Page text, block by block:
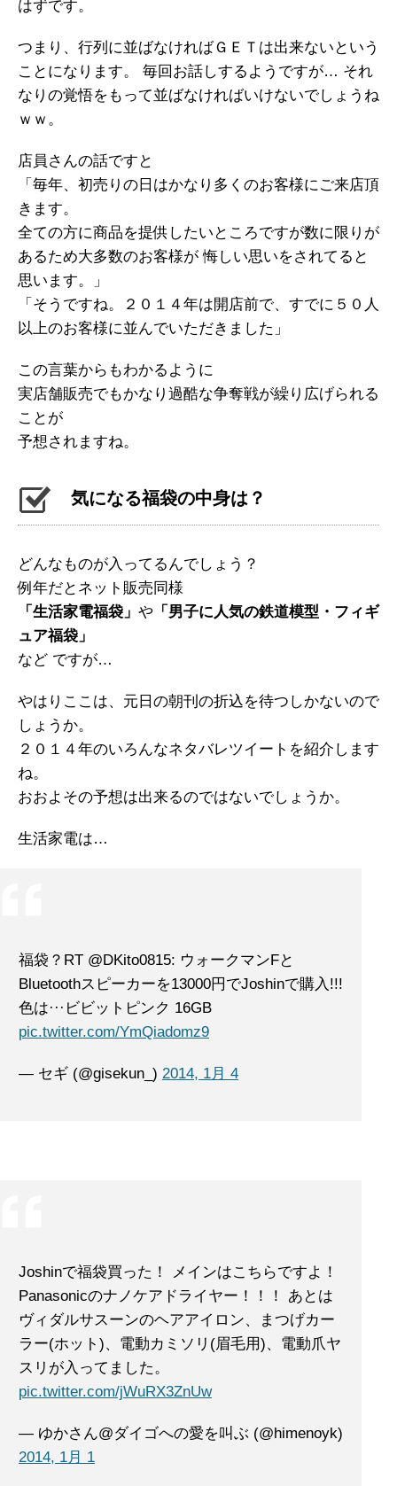
はずです。
つまり、行列に並ばなければＧＥＴは出来ないという
ことになります。 毎回お話しするようですが… それ
なりの覚悟をもって並ばなければいけないでしょうね
ｗｗ。
店員さんの話ですと
「毎年、初売りの日はかなり多くのお客様にご来店頂
きます。
全ての方に商品を提供したいところですが数に限りが
あるため大多数のお客様が 悔しい思いをされてると
思います。」
「そうですね。２０１４年は開店前で、すでに５０人
以上のお客様に並んでいただきました」
この言葉からもわかるように
実店舗販売でもかなり過酷な争奪戦が繰り広げられる
ことが
予想されますね。
気になる福袋の中身は？
どんなものが入ってるんでしょう？
例年だとネット販売同様
「生活家電福袋」 や 「男子に人気の鉄道模型・フィギ
ュア福袋」
など ですが…
やはりここは、元日の朝刊の折込を待つしかないので
しょうか。
２０１４年のいろんなネタバレツイートを紹介します
ね。
おおよその予想は出来るのではないでしょうか。
生活家電は…
福袋？RT @DKito0815: ウォークマンFと
Bluetoothスピーカーを13000円でJoshinで購入!!!
色は···ビビットピンク 16GB
pic.twitter.com/YmQiadomz9
— セギ (@gisekun_) 2014, 1月 4
Joshinで福袋買った！ メインはこちらですよ！
Panasonicのナノケアドライヤー！！！ あとは
ヴィダルサスーンのヘアアイロン、まつげカー
ラー(ホット)、電動カミソリ(眉毛用)、電動爪ヤ
スリが入ってました。
pic.twitter.com/jWuRX3ZnUw
— ゆかさん@ダイゴへの愛を叫ぶ (@himenoyk)
2014, 1月 1